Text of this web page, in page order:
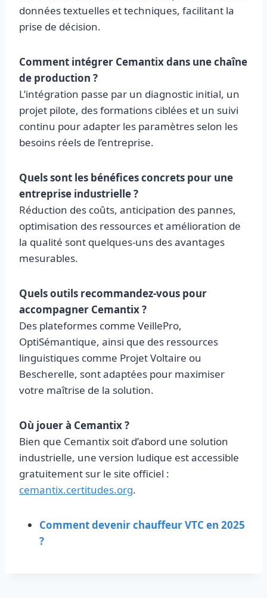
données textuelles et techniques, facilitant la
prise de décision.
Comment intégrer Cemantix dans une chaîne
de production ?
L’intégration passe par un diagnostic initial, un
projet pilote, des formations ciblées et un suivi
continu pour adapter les paramètres selon les
besoins réels de l’entreprise.
Quels sont les bénéfices concrets pour une
entreprise industrielle ?
Réduction des coûts, anticipation des pannes,
optimisation des ressources et amélioration de
la qualité sont quelques-uns des avantages
mesurables.
Quels outils recommandez-vous pour
accompagner Cemantix ?
Des plateformes comme VeillePro,
OptiSémantique, ainsi que des ressources
linguistiques comme Projet Voltaire ou
Bescherelle, sont adaptées pour maximiser
votre maîtrise de la solution.
Où jouer à Cemantix ?
Bien que Cemantix soit d’abord une solution
industrielle, une version ludique est accessible
gratuitement sur le site officiel :
cemantix.certitudes.org.
Comment devenir chauffeur VTC en 2025
?